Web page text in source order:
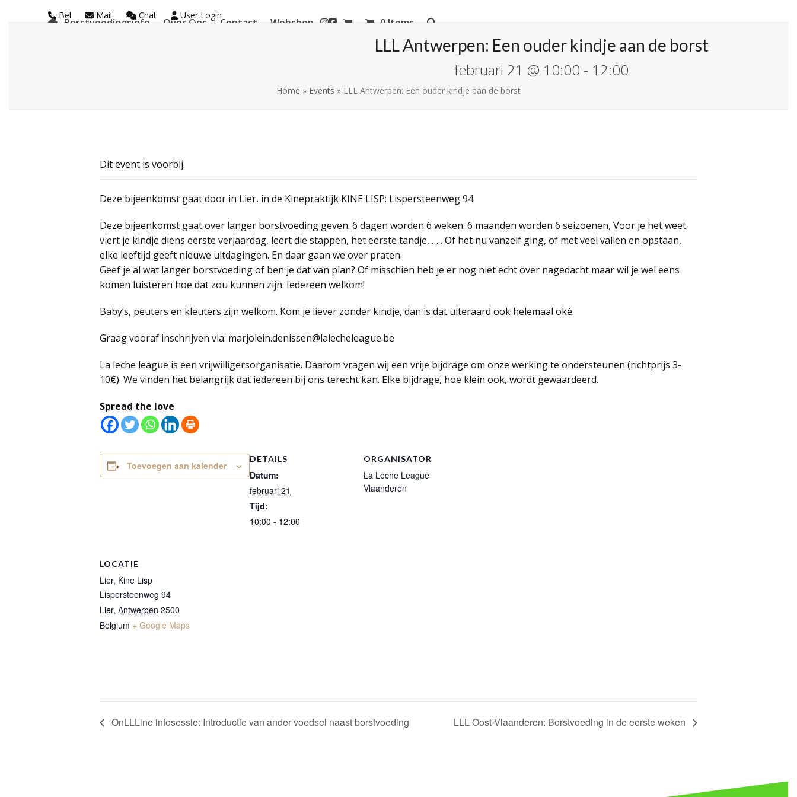
Bel Mail Chat User Login
Borstvoedingsinfo Over Ons Contact Webshop 0 Items
LLL Antwerpen: Een ouder kindje aan de borst
februari 21 @ 10:00 - 12:00
Home » Events » LLL Antwerpen: Een ouder kindje aan de borst
Dit event is voorbij.
Deze bijeenkomst gaat door in Lier, in de Kinepraktijk KINE LISP: Lispersteenweg 94.
Deze bijeenkomst gaat over langer borstvoeding geven. 6 dagen worden 6 weken. 6 maanden worden 6 seizoenen, Voor je het weet
viert je kindje diens eerste verjaardag, leert die stappen, het eerste tandje, … . Of het nu vanzelf ging, of met veel vallen en opstaan,
elke leeftijd geeft nieuwe uitdagingen. En daar gaan we over praten.
Geef je al wat langer borstvoeding of ben je dat van plan? Of misschien heb je er nog niet echt over nagedacht maar wil je wel eens
komen luisteren hoe dat zou kunnen zijn. Iedereen welkom!
Baby’s, peuters en kleuters zijn welkom. Kom je liever zonder kindje, dan is dat uiteraard ook helemaal oké.
Graag vooraf inschrijven via: marjolein.denissen@lalecheleague.be
La leche league is een vrijwilligersorganisatie. Daarom vragen wij een vrije bijdrage om onze werking te ondersteunen (richtprijs 3-
10€). We vinden het belangrijk dat iedereen bij ons terecht kan. Elke bijdrage, hoe klein ook, wordt gewaardeerd.
Spread the love
Toevoegen aan kalender
DETAILS
Datum:
februari 21
Tijd:
10:00 - 12:00
ORGANISATOR
La Leche League
Vlaanderen
LOCATIE
Lier, Kine Lisp
Lispersteenweg 94
Lier, Antwerpen 2500
Belgium + Google Maps
OnLLLine infosessie: Introductie van ander voedsel naast borstvoeding LLL Oost-Vlaanderen: Borstvoeding in de eerste weken